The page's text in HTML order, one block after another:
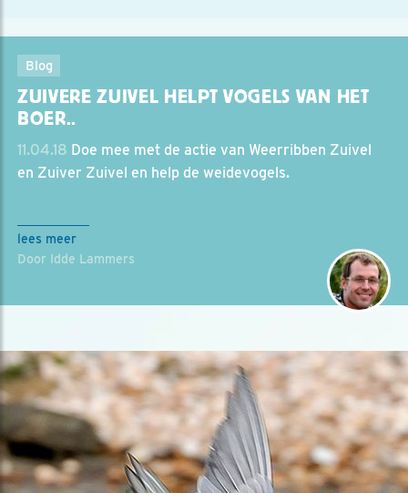
Blog
ZUIVERE ZUIVEL HELPT VOGELS VAN HET
BOER..
11.04.18 Doe mee met de actie van Weerribben Zuivel
en Zuiver Zuivel en help de weidevogels.
lees meer
Door Idde Lammers